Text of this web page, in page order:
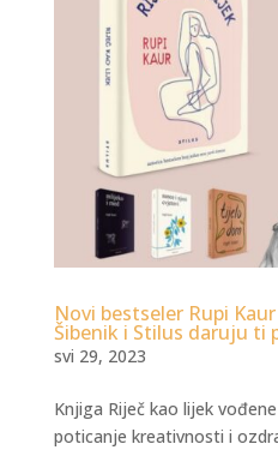
Novi bestseler Rupi
Šibenik i Stilus daruju ti
svi 29, 2023
Knjiga Riječ kao lijek
poticanje kreativnosti i